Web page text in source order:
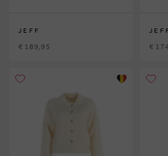
JEFF
€ 189,95 €